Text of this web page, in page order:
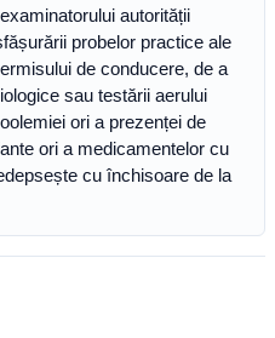
autorității
probelor practice ale
de conducere, de a
sau testării aerului
ori a prezenței de
ori a medicamentelor cu
cu închisoare de la